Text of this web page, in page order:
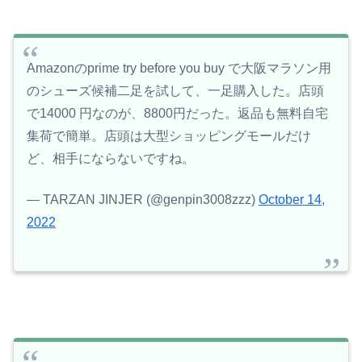
Amazonのprime try before you buy で大阪マラソン用
のシューズ候補二足を試して、一足購入した。店頭
で14000 円なのが、8800円だった。返品も無料自宅
集荷で簡単。店頭は大型ショッピングモールだけ
ど、相手にならないですね。
— TARZAN JINJER (@genpin3008zzz) October 14,
2022